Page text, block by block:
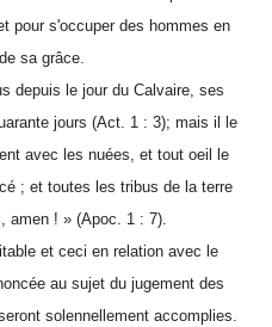
pour s'occuper des hommes en
sa grâce.
le jour du Calvaire, ses
jours (Act. 1 : 3); mais il le
avec les nuées, et tout oeil le
; et toutes les tribus de la terre
amen ! » (Apoc. 1 : 7).
et ceci en relation avec le
au sujet du jugement des
solennellement accomplies.